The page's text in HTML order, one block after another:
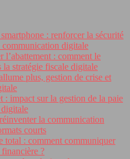
: renforcer la sécurité
communication digitale
l’abattement : comment le
la stratégie fiscale digitale
plus, gestion de crise et
: impact sur la gestion de la paie
la communication
courts
total : comment communiquer
financière ?